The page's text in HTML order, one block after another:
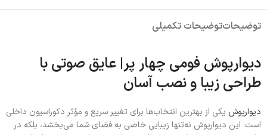
توضیحاتتوضیحات تکمیلی
دیوارپوش فومی چهار پر| عایق صوتی با
طراحی زیبا و نصب آسان
دیوارپوش یکی از بهترین انتخاب‌ها برای تغییر سریع و مؤثر دکوراسیون داخلی
است. این دیوارپوش نه‌تنها زیبایی خاصی به فضای شما می‌بخشد، بلکه در